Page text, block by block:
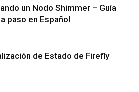
un Nodo Shimmer – Guía
paso en Español
de Estado de Firefly